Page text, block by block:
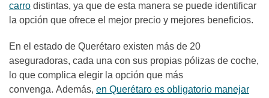
carro distintas, ya que de esta manera se puede identificar
la opción que ofrece el mejor precio y mejores beneficios.
En el estado de Querétaro existen más de 20
aseguradoras, cada una con sus propias pólizas de coche,
lo que complica elegir la opción que más
convenga. Además, en Querétaro es obligatorio manejar